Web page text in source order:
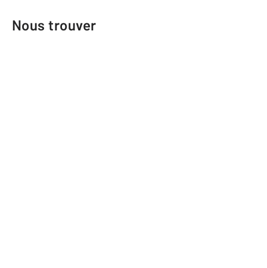
Nous trouver